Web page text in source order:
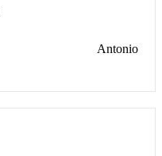
Antonio